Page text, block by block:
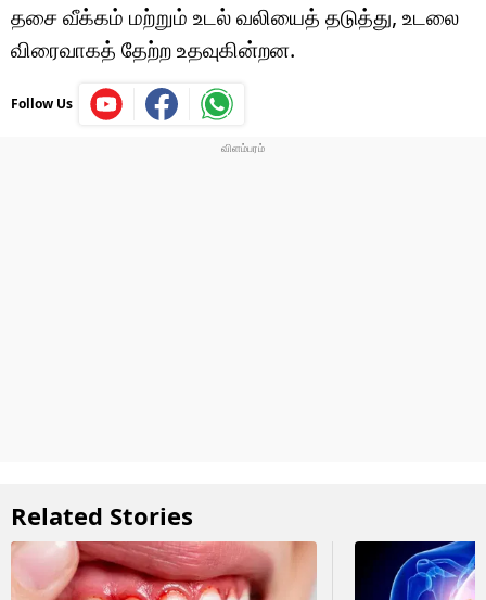
தசை வீக்கம் மற்றும் உடல் வலியைத் தடுத்து, உடலை
விரைவாகத் தேற்ற உதவுகின்றன.
Follow Us
Related Stories